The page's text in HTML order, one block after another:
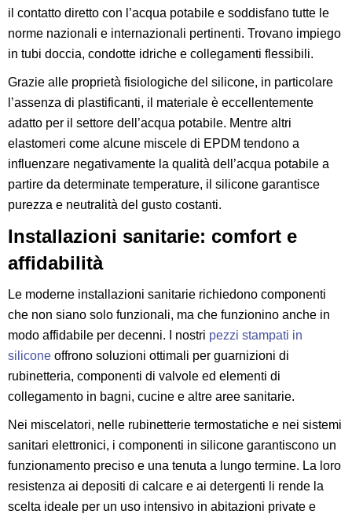
il contatto diretto con l’acqua potabile e soddisfano tutte le
norme nazionali e internazionali pertinenti. Trovano impiego
in tubi doccia, condotte idriche e collegamenti flessibili.
Grazie alle proprietà fisiologiche del silicone, in particolare
l’assenza di plastificanti, il materiale è eccellentemente
adatto per il settore dell’acqua potabile. Mentre altri
elastomeri come alcune miscele di EPDM tendono a
influenzare negativamente la qualità dell’acqua potabile a
partire da determinate temperature, il silicone garantisce
purezza e neutralità del gusto costanti.
Installazioni sanitarie: comfort e
affidabilità
Le moderne installazioni sanitarie richiedono componenti
che non siano solo funzionali, ma che funzionino anche in
modo affidabile per decenni. I nostri pezzi stampati in
silicone offrono soluzioni ottimali per guarnizioni di
rubinetteria, componenti di valvole ed elementi di
collegamento in bagni, cucine e altre aree sanitarie.
Nei miscelatori, nelle rubinetterie termostatiche e nei sistemi
sanitari elettronici, i componenti in silicone garantiscono un
funzionamento preciso e una tenuta a lungo termine. La loro
resistenza ai depositi di calcare e ai detergenti li rende la
scelta ideale per un uso intensivo in abitazioni private e